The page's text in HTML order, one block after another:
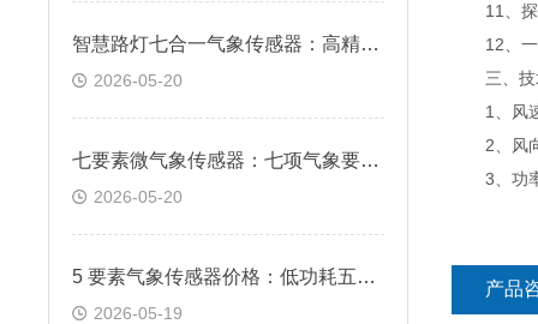
智慧路灯七合一气象传感器：高精度传感内核 精准捕捉细微气象变化
2026-05-20
七要素微气象传感器：七项气象要素集成 一机集齐全域环境数据
2026-05-20
5 要素气象传感器价格：低功耗五要素监测传感器 多场地通用适配
2026-05-19
11、探
12、一
三、技
1、风速
2、风向
3、功
产品